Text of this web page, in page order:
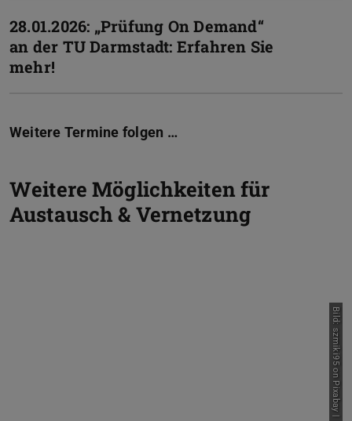
28.01.2026: „Prüfung On Demand“
an der TU Darmstadt: Erfahren Sie
mehr!
Weitere Termine folgen …
Weitere Möglichkeiten für
Austausch & Vernetzung
Bild: szmiki95 on Pixabay |